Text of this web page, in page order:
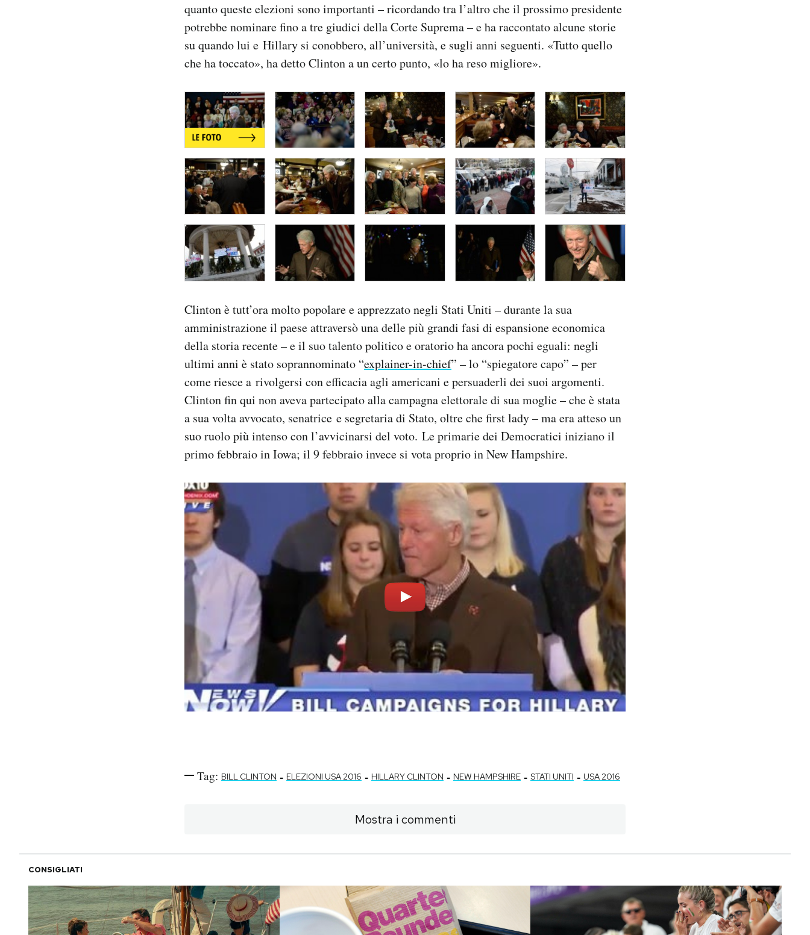
quanto queste elezioni sono importanti – ricordando tra l’altro che il prossimo presidente
potrebbe nominare fino a tre giudici della Corte Suprema – e ha raccontato alcune storie
su quando lui e Hillary si conobbero, all’università, e sugli anni seguenti. «Tutto quello
che ha toccato», ha detto Clinton a un certo punto, «lo ha reso migliore».
Clinton è tutt’ora molto popolare e apprezzato negli Stati Uniti – durante la sua
amministrazione il paese attraversò una delle più grandi fasi di espansione economica
della storia recente – e il suo talento politico e oratorio ha ancora pochi eguali: negli
ultimi anni è stato soprannominato “explainer-in-chief” – lo “spiegatore capo” – per
come riesce a rivolgersi con efficacia agli americani e persuaderli dei suoi argomenti.
Clinton fin qui non aveva partecipato alla campagna elettorale di sua moglie – che è stata
a sua volta avvocato, senatrice e segretaria di Stato, oltre che first lady – ma era atteso un
suo ruolo più intenso con l’avvicinarsi del voto. Le primarie dei Democratici iniziano il
primo febbraio in Iowa; il 9 febbraio invece si vota proprio in New Hampshire.
Tag: BILL CLINTON - ELEZIONI USA 2016 - HILLARY CLINTON - NEW HAMPSHIRE - STATI UNITI - USA 2016
Mostra i commenti
CONSIGLIATI